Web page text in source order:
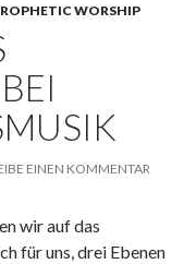
WORSHIP
EINEN KOMMENTAR
wir auf das
für uns, drei Ebenen